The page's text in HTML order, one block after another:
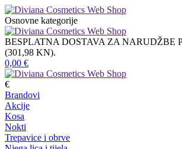
Osnovne kategorije
BESPLATNA DOSTAVA ZA NARUDŽBE
(301,98 KN).
0,00 €
€
Brandovi
Akcije
Kosa
Nokti
Trepavice i obrve